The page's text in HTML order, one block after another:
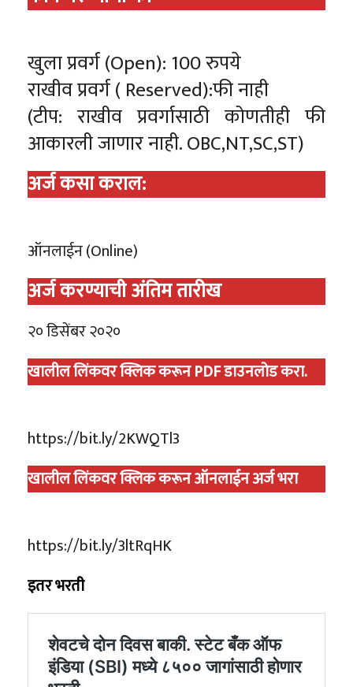
खुला प्रवर्ग (Open): 100 रुपये
राखीव प्रवर्ग ( Reserved):फी नाही
(टीप: राखीव प्रवर्गासाठी कोणतीही फी
आकारली जाणार नाही. OBC,NT,SC,ST)
अर्ज कसा कराल:
ऑनलाईन (Online)
अर्ज करण्याची अंतिम तारीख
२० डिसेंबर २०२०
खालील लिंकवर क्लिक करून PDF डाउनलोड करा.
https://bit.ly/2KWQTl3
खालील लिंकवर क्लिक करून ऑनलाईन अर्ज भरा
https://bit.ly/3ltRqHK
इतर भरती